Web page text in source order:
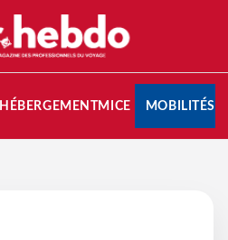
HÉBERGEMENTMICE MOBILITÉS